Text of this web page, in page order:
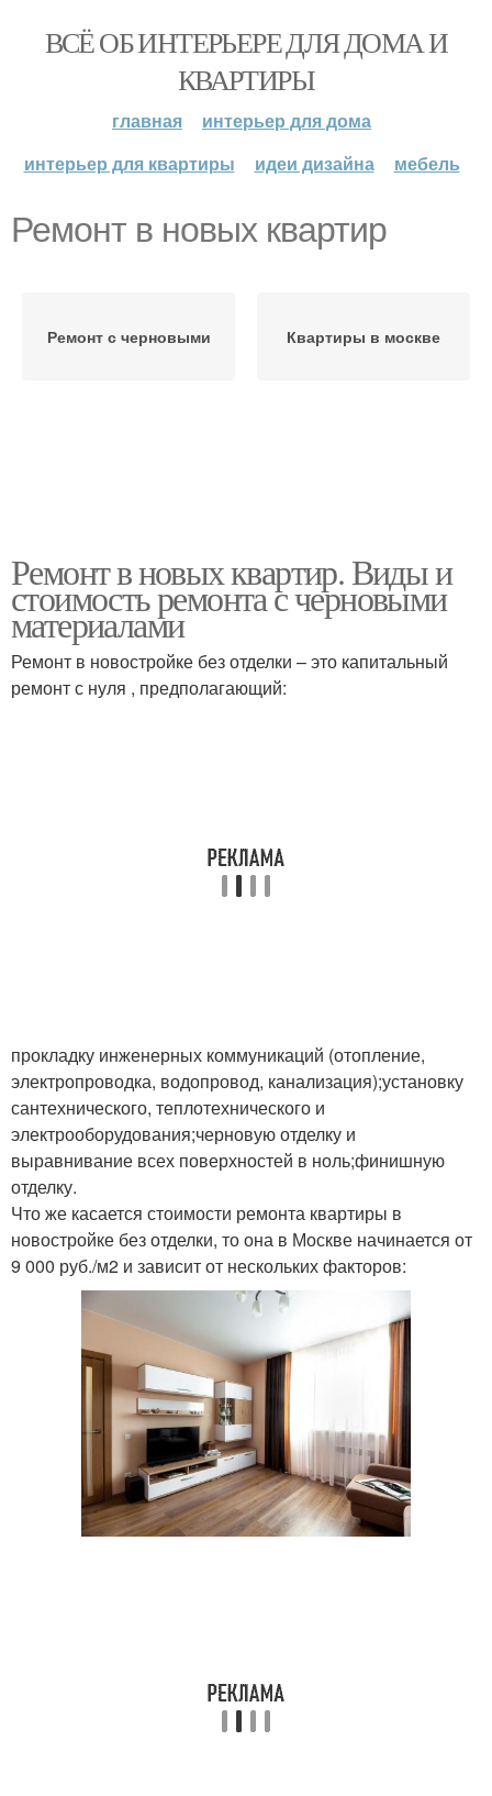
ВСЁ ОБ ИНТЕРЬЕРЕ ДЛЯ ДОМА И
КВАРТИРЫ
главная
интерьер для дома
интерьер для квартиры
идеи дизайна мебель
Ремонт в новых квартир
Ремонт с черновыми Квартиры в москве
Ремонт в новых квартир. Виды и
стоимость ремонта с черновыми
материалами
Ремонт в новостройке без отделки – это капитальный
ремонт с нуля , предполагающий:
прокладку инженерных коммуникаций (отопление,
электропроводка, водопровод, канализация);установку
сантехнического, теплотехнического и
электрооборудования;черновую отделку и
выравнивание всех поверхностей в ноль;финишную
отделку.
Что же касается стоимости ремонта квартиры в
новостройке без отделки, то она в Москве начинается от
9 000 руб./м2 и зависит от нескольких факторов: